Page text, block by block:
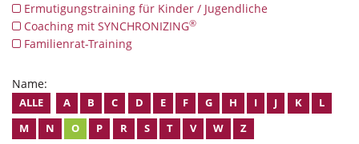
Ermutigungstraining für Kinder / Jugendliche
Coaching mit SYNCHRONIZING®
Familienrat-Training
Name:
ALLE A B C D E F G H I J K
L
M
N O P R S T V W Z